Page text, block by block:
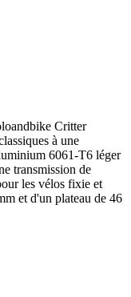
Critter
à une
6061-T6 léger
transmission de
les vélos fixie et
et d'un plateau de 46